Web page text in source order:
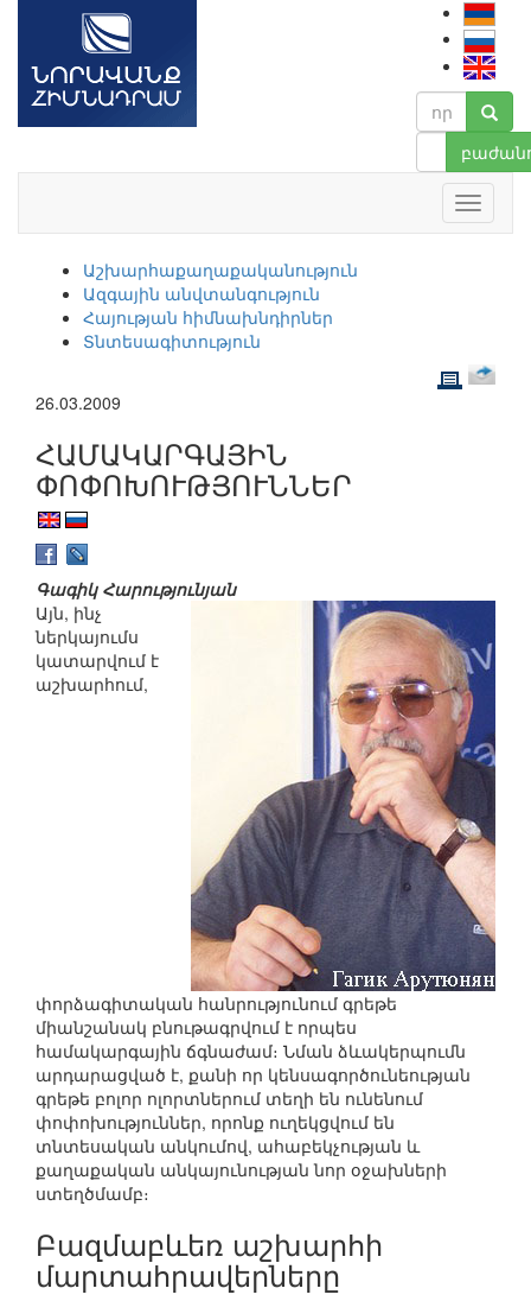
Աշխարհաքաղաքականություն
Ազգային անվտանգություն
Հայության հիմնախնդիրներ
Տնտեսագիտություն
26.03.2009
ՀԱՄԱԿԱՐԳԱՅԻՆ
ՓՈՓՈԽՈՒԹՅՈՒՆՆԵՐ
Գագիկ Հարությունյան
Այն, ինչ
ներկայումս
կատարվում է
աշխարհում,
փորձագիտական հանրությունում գրեթե
միանշանակ բնութագրվում է որպես
համակարգային ճգնաժամ։ Նման ձևակերպումն
արդարացված է, քանի որ կենսագործունեության
գրեթե բոլոր ոլորտներում տեղի են ունենում
փոփոխություններ, որոնք ուղեկցվում են
տնտեսական անկումով, ահաբեկչության և
քաղաքական անկայունության նոր օջախների
ստեղծմամբ։
Բազմաբևեռ աշխարհի
մարտահրավերները